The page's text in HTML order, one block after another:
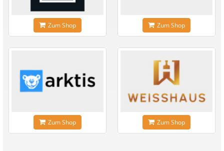
Zum Shop Zum Shop
Zum Shop Zum Shop